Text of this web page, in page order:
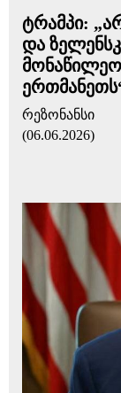
ტრამპი:
და
რეზონანსი
(06.06.2026)